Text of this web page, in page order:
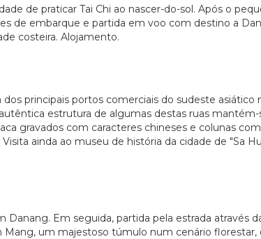
de praticar Tai Chi ao nascer-do-sol. Após o
de embarque e partida em voo com destino a
costeira. Alojamento.
principais portos comerciais do sudeste
estrutura de algumas destas ruas
gravados com caracteres chineses e colunas
ainda ao museu de história da cidade de "Sa
Em seguida, partida pela estrada através
um majestoso túmulo num cenário florestar,